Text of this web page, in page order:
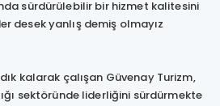
sürdürülebilir bir hizmet kalitesini
desek yanlış demiş olmayız
kalarak çalışan Güvenay Turizm,
sektöründe liderliğini sürdürmekte